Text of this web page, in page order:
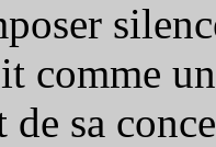
comme
de sa